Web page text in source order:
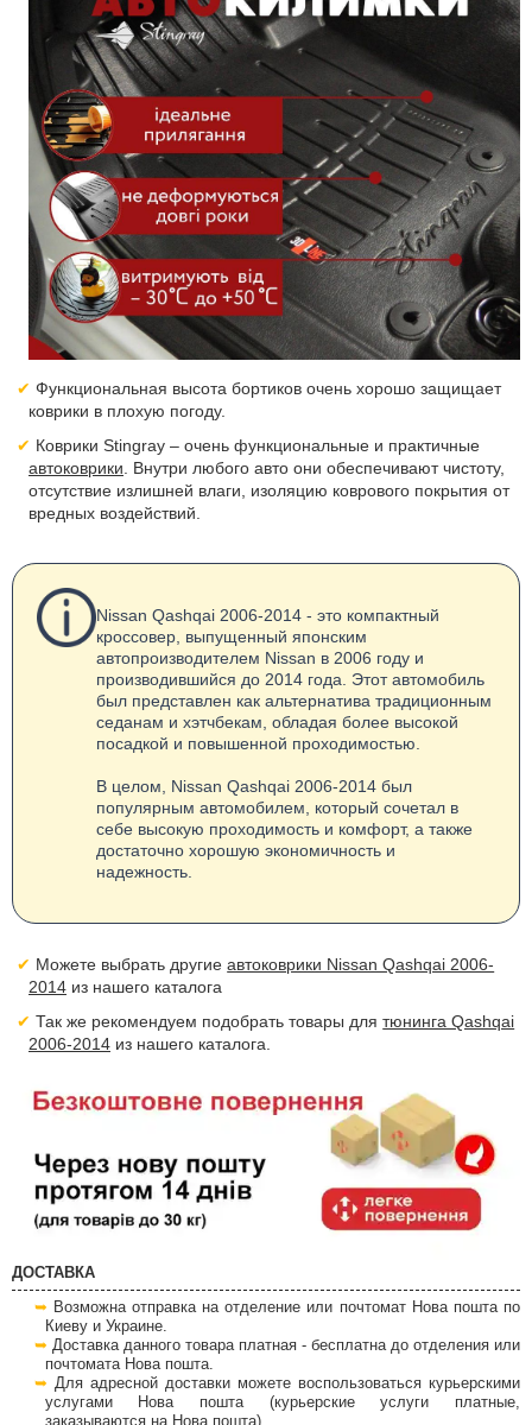
Функциональная высота бортиков очень хорошо защищает
коврики в плохую погоду.
Коврики Stingray – очень функциональные и практичные
автоковрики . Внутри любого авто они обеспечивают чистоту,
отсутствие излишней влаги, изоляцию коврового покрытия от
вредных воздействий.
Nissan Qashqai 2006-2014 - это компактный
кроссовер, выпущенный японским
автопроизводителем Nissan в 2006 году и
производившийся до 2014 года. Этот автомобиль
был представлен как альтернатива традиционным
седанам и хэтчбекам, обладая более высокой
посадкой и повышенной проходимостью.
В целом, Nissan Qashqai 2006-2014 был
популярным автомобилем, который сочетал в
себе высокую проходимость и комфорт, а также
достаточно хорошую экономичность и
надежность.
Можете выбрать другиеавтоковрики Nissan Qashqai 2006-
2014 из нашего каталога
Так же рекомендуем подобрать товары длятюнинга Qashqai
2006-2014 из нашего каталога.
ДОСТАВКА
Возможна отправка на отделение или почтомат Нова пошта по
Киеву и Украине.
Доставка данного товара платная - бесплатна до отделения или
почтомата Нова пошта.
Для адресной доставки можете воспользоваться курьерскими
услугами Нова пошта (курьерские услуги платные,